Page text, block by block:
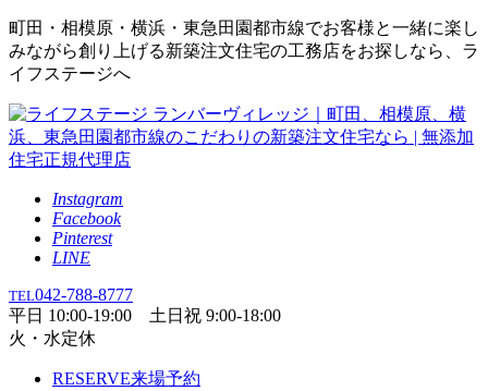
町田・相模原・横浜・東急田園都市線でお客様と一緒に楽し
みながら創り上げる新築注文住宅の工務店をお探しなら、ラ
イフステージへ
Instagram
Facebook
Pinterest
LINE
TEL042-788-8777
平日 10:00-19:00 土日祝 9:00-18:00
火・水定休
RESERVE来場予約